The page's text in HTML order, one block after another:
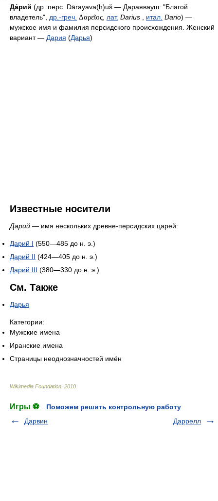
Да́рий (др. перс. Dārayava(h)uš — Дараявауш: "Благой
владетель", др.-греч. Δαρεῖος лат. Darius итал. Dario) —
мужское имя и фамилия персидского происхождения. Женский
вариант — Дария (Дарья)
Известные носители
Дарий — имя нескольких древне-персидских царей:
Дарий I (550—485 до н. э.)
Дарий II (424—405 до н. э.)
Дарий III (380—330 до н. э.)
См. Также
Дарья
Категории:
Мужские имена
Иранские имена
Страницы неоднозначностей имён
Wikimedia Foundation 2010
Игры ⚽
Поможем решить контрольную работу
Дарвин
Даррелл